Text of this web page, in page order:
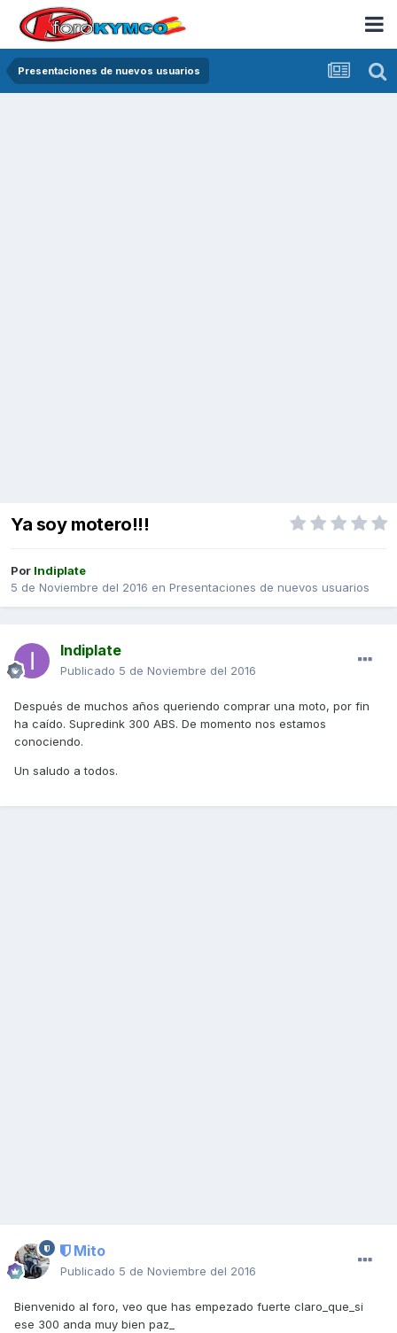
Presentaciones de nuevos usuarios
Ya soy motero!!!
Por Indiplate
5 de Noviembre del 2016 en Presentaciones de nuevos usuarios
Indiplate
Publicado 5 de Noviembre del 2016
Después de muchos años queriendo comprar una moto, por fin
ha caído. Supredink 300 ABS. De momento nos estamos
conociendo.
Un saludo a todos.
Mito
Publicado 5 de Noviembre del 2016
Bienvenido al foro, veo que has empezado fuerte claro_que_si
ese 300 anda muy bien paz_